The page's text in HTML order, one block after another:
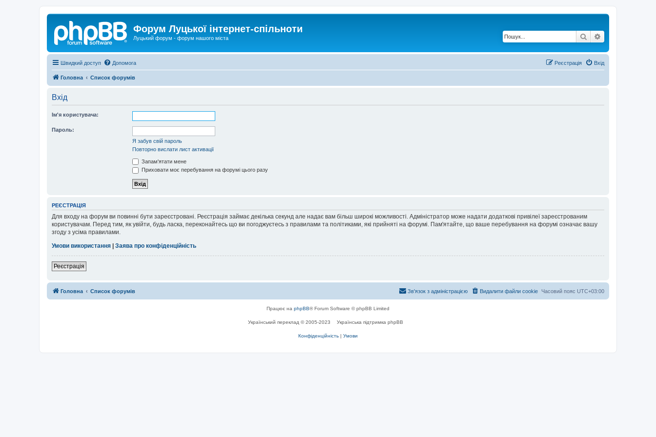
Форум Луцької інтернет-спільноти
Луцький форум - форум нашого міста Пошук
Швидкий доступ Допомога Вхід
Реєстрація
Головна Список форумів
Вхід
Ім'я користувача:
Пароль:
Я забув свій пароль
Повторно вислати лист активації
Запам'ятати мене
Приховати моє перебування на форумі цього разу
РЕЄСТРАЦІЯ
Для входу на форум ви повинні бути зареєстровані. Реєстрація займає декілька секунд але надає вам більш широкі можливості. Адміністратор може надати додаткові привілеї зареєстрованим
користувачам. Перед тим, як увійти, будь ласка, переконайтесь що ви погоджуєтесь з правилами та політиками, які прийняті на форумі. Пам'ятайте, що ваше перебування на форумі означає вашу
згоду з усіма правилами.
Умови використання
Заява про конфіденційність
Реєстрація
Головна Список форумів Часовий пояс UTC+03:00
Видалити файли cookie
Зв'язок з адміністрацією
Працює на phpBB® Forum Software © phpBB Limited
Український переклад © 2005-2023 Українська підтримка phpBB
Конфіденційність | Умови